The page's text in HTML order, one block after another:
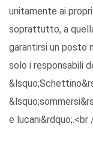
unitamente ai
soprattutto, a
garantirsi un posto
solo i responsabili
e lucani&rdquo;.<br